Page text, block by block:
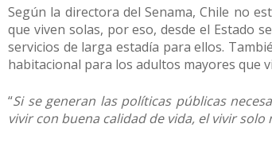
Según la directora del Senama, Chile no
que viven solas, por eso, desde el Estado
servicios de larga estadía para ellos.
habitacional para los adultos mayores que
“Si se generan las políticas públicas
vivir con buena calidad de vida, el vivir